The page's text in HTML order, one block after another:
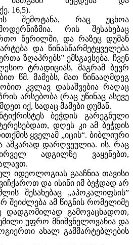
16,5).
შემოტანა, რაც უცხოა
რის შესახებაც
წერილში, და რაზეც დუმან
და წინასწარმეტყველება
ზღაპრებს” ემსგავსება. ჩვენ
ტრადიციას, მაგრამ ბევრ
წმ. მამებს, მათ წინააღმდეგ
კვლავ დასაშვებია რაღაც
არსებობა (რაც უწინაც ასევე
იქ, სადაც მამები დუმან.
ბეჭდის გარეგნული
დღეს კი ამ ბეჭდის
ყველამ „იცის“. ბიბლიური
აშკარად დარღვეულია. ის, რაც
ადგილზე ვაყენებთ,
იდეოლოგიას გააჩნია თავისი
და ისინი იმ ბეჭდად არ
შესახებაც „აპოკალიფსის”
შეიძლება ამ წიგნის რომელიმე
დადგომილად გამოვაცხადოთ,
უფრო მნიშვნელოვანია და
ახალ გამმარტებლების